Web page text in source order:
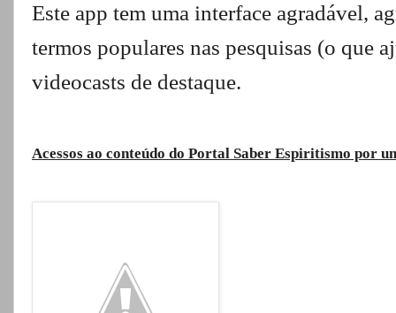
Este app tem uma interface agradável,
termos populares nas pesquisas (o que
videocasts de destaque.
Acessos ao conteúdo do Portal Saber Espiritismo por